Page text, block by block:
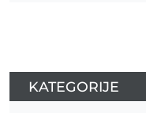
KATEGORIJE